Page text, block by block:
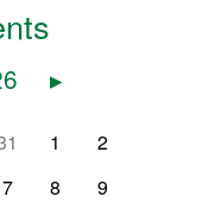
▸
1
2
7 8
9